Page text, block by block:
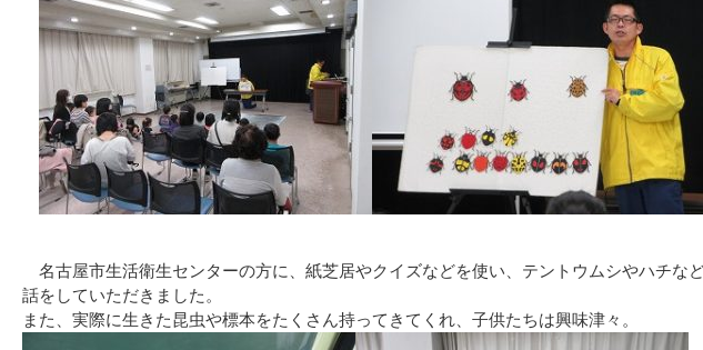
名古屋市生活衛生センターの方に、紙芝居やクイズなどを使い、テントウムシやハチな
話をしていただきました。
また、実際に生きた昆虫や標本をたくさん持ってきてくれ、子供たちは興味津々。